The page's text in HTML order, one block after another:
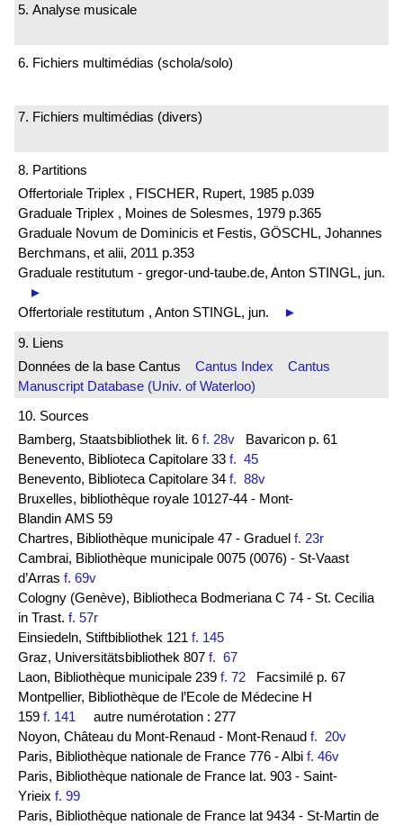
5. Analyse musicale
6. Fichiers multimédias (schola/solo)
7. Fichiers multimédias (divers)
8. Partitions
Offertoriale Triplex , FISCHER, Rupert, 1985 p.039
Graduale Triplex , Moines de Solesmes, 1979 p.365
Graduale Novum de Dominicis et Festis, GÖSCHL, Johannes
Berchmans, et alii, 2011 p.353
Graduale restitutum - gregor-und-taube.de, Anton STINGL, jun.
►
Offertoriale restitutum , Anton STINGL, jun.
►
9. Liens
Données de la base Cantus Cantus Index
Cantus
Manuscript Database (Univ. of Waterloo)
10. Sources
Bamberg, Staatsbibliothek lit. 6 f. 28v Bavaricon p. 61
Benevento, Biblioteca Capitolare 33 f. 45
Benevento, Biblioteca Capitolare 34 f. 88v
Bruxelles, bibliothèque royale 10127-44 - Mont-
Blandin AMS 59
Chartres, Bibliothèque municipale 47 - Graduel f. 23r
Cambrai, Bibliothèque municipale 0075 (0076) - St-Vaast
d’Arras f. 69v
Cologny (Genève), Bibliotheca Bodmeriana C 74 - St. Cecilia
in Trast. f. 57r
Einsiedeln, Stiftbibliothek 121 f. 145
Graz, Universitätsbibliothek 807 f. 67
Laon, Bibliothèque municipale 239 f. 72 Facsimilé p. 67
Montpellier, Bibliothèque de l’Ecole de Médecine H
159 f. 141 autre numérotation : 277
Noyon, Château du Mont-Renaud - Mont-Renaud f. 20v
Paris, Bibliothèque nationale de France 776 - Albi f. 46v
Paris, Bibliothèque nationale de France lat. 903 - Saint-
Yrieix f. 99
Paris, Bibliothèque nationale de France lat 9434 - St-Martin de